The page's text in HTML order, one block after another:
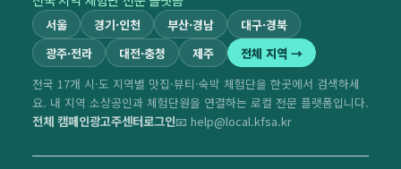
서울 경기·인천 부산·경남
대구·경북
광주·전라
대전·충청 제주
전체 지역 →
전국 17개 시·도 지역별 맛집·뷰티·숙박 체험단을 한곳에서 검색하세
요. 내 지역 소상공인과 체험단원을 연결하는 로컬 전문 플랫폼입니다.
전체 캠페인광고주센터로그인📧 help@local.kfsa.kr